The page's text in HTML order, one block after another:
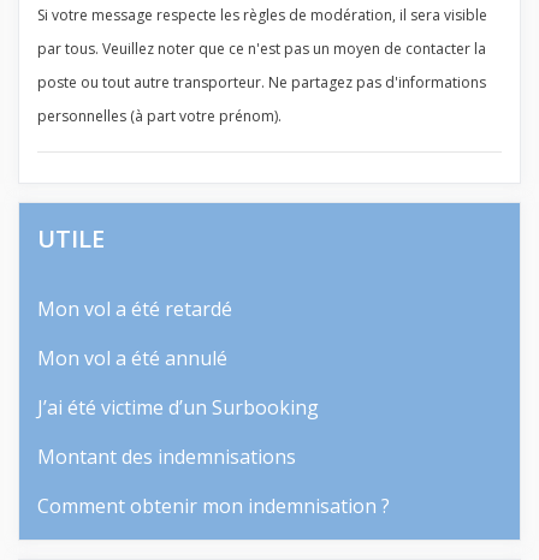
Si votre message respecte les règles de modération, il sera visible
par tous. Veuillez noter que ce n'est pas un moyen de contacter la
poste ou tout autre transporteur. Ne partagez pas d'informations
personnelles (à part votre prénom).
UTILE
Mon vol a été retardé
Mon vol a été annulé
J’ai été victime d’un Surbooking
Montant des indemnisations
Comment obtenir mon indemnisation ?